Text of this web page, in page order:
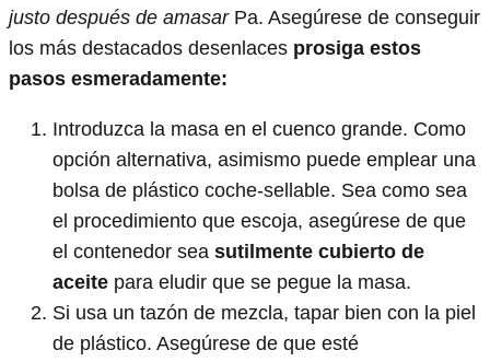
justo después de amasarPa. Asegúrese de conseguir
los más destacados desenlaces prosiga estos
pasos esmeradamente:
Introduzca la masa en el cuenco grande. Como
opción alternativa, asimismo puede emplear una
bolsa de plástico coche-sellable. Sea como sea
el procedimiento que escoja, asegúrese de que
el contenedor sea sutilmente cubierto de
aceite para eludir que se pegue la masa.
Si usa un tazón de mezcla, tapar bien con la piel
de plástico. Asegúrese de que esté